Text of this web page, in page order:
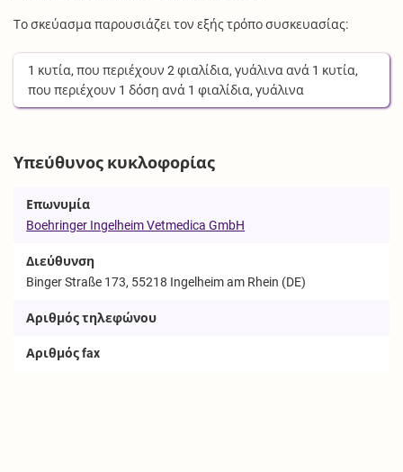
Το σκεύασμα παρουσιάζει τον εξής τρόπο συσκευασίας:
1 κυτία, που περιέχουν2 φιαλίδια, γυάλινα ανά 1 κυτία,
που περιέχουν 1 δόση ανά 1 φιαλίδια, γυάλινα
Υπεύθυνος κυκλοφορίας
Επωνυμία
Boehringer Ingelheim Vetmedica GmbH
Διεύθυνση
Binger Straße 173, 55218 Ingelheim am Rhein (DE)
Αριθμός τηλεφώνου
Αριθμός fax